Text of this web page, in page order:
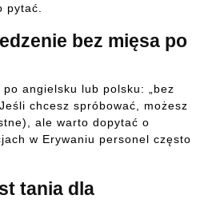
pytać.
bez mięsa po
angielsku lub polsku: „bez
chcesz spróbować, możesz
ale warto dopytać o
w Erywaniu personel często
tania dla